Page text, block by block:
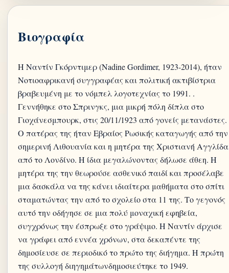
Βιογραφία
Η Nαντίν Γκόρντιμερ (Nadine Gordimer, 1923-2014), ήταν
Νοτιοαφρικανή συγγραφέας και πολιτική ακτιβίστρια
βραβευμένη με το νόμπελ λογοτεχνίας το 1991. .
Γεννήθηκε στο Σπρινγκς, μια μικρή πόλη δίπλα στο
Γιοχάνεσμπουρκ, στις 20/11/1923 από γονείς μετανάστες.
Ο πατέρας της ήταν Εβραίος Ρωσικής καταγωγής από την
σημερινή Λιθουανία και η μητέρα της Χριστιανή Αγγλίδα
από το Λονδίνο. Η ίδια μεγαλώνοντας δήλωσε άθεη. Η
μητέρα της την θεωρούσε ασθενικό παιδί και προσέλαβε
μια δασκάλα να της κάνει ιδιαίτερα μαθήματα στο σπίτι
σταματώντας την από το σχολείο στα 11 της. Το γεγονός
αυτό την οδήγησε σε μια πολύ μοναχική εφηβεία,
συγχρόνως την έσπρωξε στο γράψιμο. Η Ναντίν άρχισε
να γράφει από εννέα χρόνων, στα δεκαπέντε της
δημοσίευσε σε περιοδικό το πρώτο της διήγημα. H πρώτη
της συλλογή διηγημάτωνδημοσιεύτηκε το 1949.